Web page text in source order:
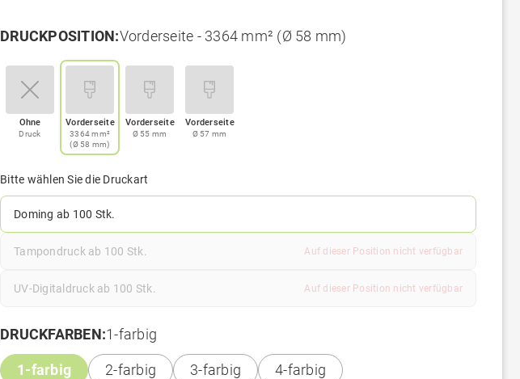
DRUCKPOSITION:Vorderseite - 3364 mm² (Ø 58 mm)
Ohne
Druck
Vorderseite
3364 mm²
(Ø 58 mm)
Vorderseite
Ø 55 mm
Vorderseite
Ø 57 mm
Bitte wählen Sie die Druckart
Doming ab 100 Stk.
Tampondruck ab 100 Stk. Auf dieser Position nicht verfügbar
UV-Digitaldruck ab 100 Stk. Auf dieser Position nicht verfügbar
DRUCKFARBEN:1-farbig
1-farbig 2-farbig 3-farbig 4-farbig